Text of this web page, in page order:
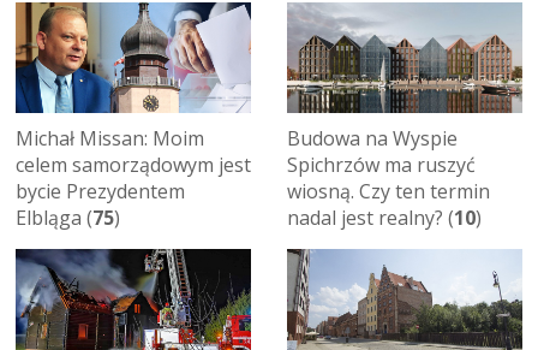
Michał Missan: Moim
celem samorządowym jest
bycie Prezydentem
Elbląga (75)
Budowa na Wyspie
Spichrzów ma ruszyć
wiosną. Czy ten termin
nadal jest realny? (10)